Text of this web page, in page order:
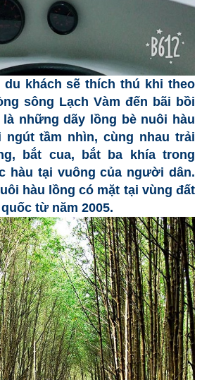
du khách sẽ thích thú khi theo
sông Lạch Vàm đến bãi bồi
những dãy lồng bè nuôi hàu
ngút tầm nhìn, cùng nhau trải
bắt cua, bắt ba khía trong
hàu tại vuông của người dân.
hàu lồng có mặt tại vùng đất
từ năm 2005.